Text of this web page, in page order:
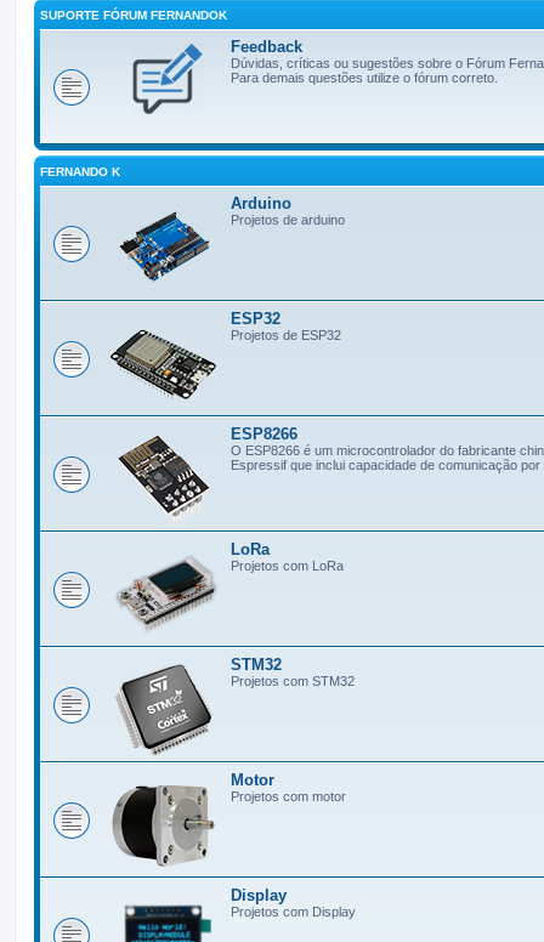
SUPORTE FÓRUM FERNANDOK
Feedback
Dúvidas, críticas ou sugestões sobre o Fórum
Para demais questões utilize o fórum correto.
FERNANDO K
Arduino
Projetos de arduino
ESP32
Projetos de ESP32
ESP8266
O ESP8266 é um microcontrolador do fabricante
Espressif que inclui capacidade de comunicação por
LoRa
Projetos com LoRa
STM32
Projetos com STM32
Motor
Projetos com motor
Display
Projetos com Display